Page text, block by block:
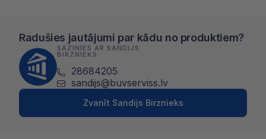
Radušies jautājumi par kādu no produktiem?
SAZINIES AR SANDIJS
BIRZNIEKS:
28684205
sandijs@buvserviss.lv
Zvanīt Sandijs Birznieks